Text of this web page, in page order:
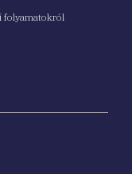
folyamatokról